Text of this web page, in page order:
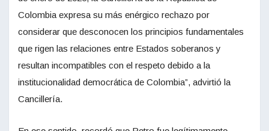
Colombia expresa su más enérgico rechazo por
considerar que desconocen los principios fundamentales
que rigen las relaciones entre Estados soberanos y
resultan incompatibles con el respeto debido a la
institucionalidad democrática de Colombia”, advirtió la
Cancillería.